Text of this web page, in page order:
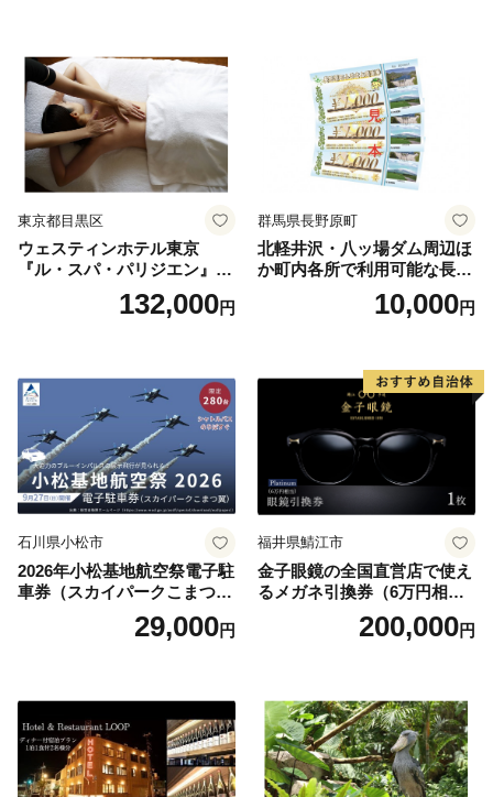
東京都目黒区
ウェスティンホテル東京
『ル・スパ・パリジエン』選
べるボディセラピー90分/1名
132,000円
群馬県長野原町
北軽井沢・八ッ場ダム周辺ほ
か町内各所で利用可能な長野
原町ふるさと感謝券（3,000
円分）【トラベル 観光 旅行
10,000円
石川県小松市
2026年小松基地航空祭電子駐
車券（スカイパークこまつ
翼） 駐車場 シャトルバスの
りばすぐ 石川県 小松市
29,000円
福井県鯖江市
金子眼鏡の全国直営店で使え
るメガネ引換券（6万円相
当） Platinum200,000円